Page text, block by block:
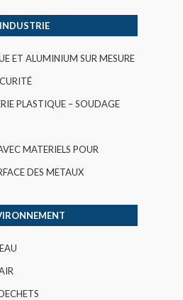
INDUSTRIE
ET ALUMINIUM SUR MESURE
PLASTIQUE – SOUDAGE
MATERIELS POUR
DES METAUX